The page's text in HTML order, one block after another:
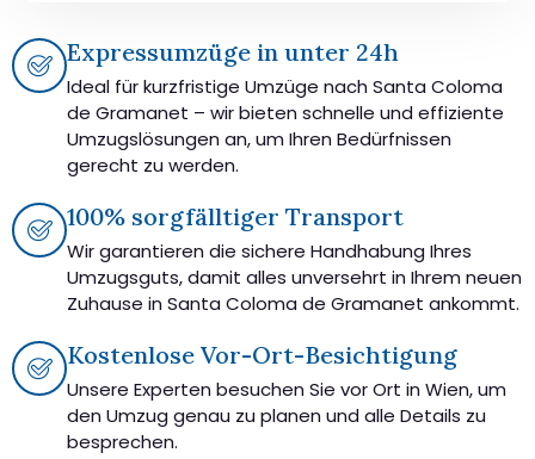
Expressumzüge in unter 24h
Ideal für kurzfristige Umzüge nach Santa Coloma
de Gramanet – wir bieten schnelle und effiziente
Umzugslösungen an, um Ihren Bedürfnissen
gerecht zu werden.
100% sorgfälltiger Transport
Wir garantieren die sichere Handhabung Ihres
Umzugsguts, damit alles unversehrt in Ihrem neuen
Zuhause in Santa Coloma de Gramanet ankommt.
Kostenlose Vor-Ort-Besichtigung
Unsere Experten besuchen Sie vor Ort in Wien, um
den Umzug genau zu planen und alle Details zu
besprechen.